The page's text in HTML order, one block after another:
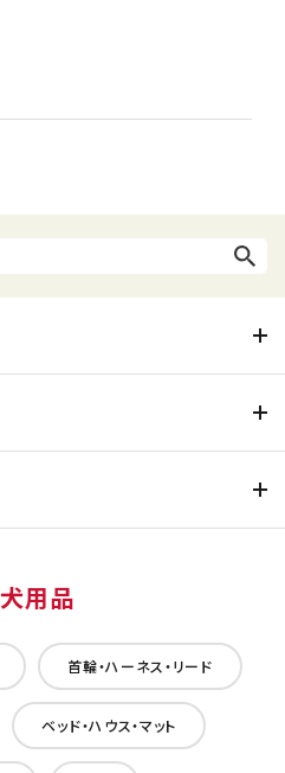
犬用品
首輪・ハーネス・リード
ベッド・ハウス・マット